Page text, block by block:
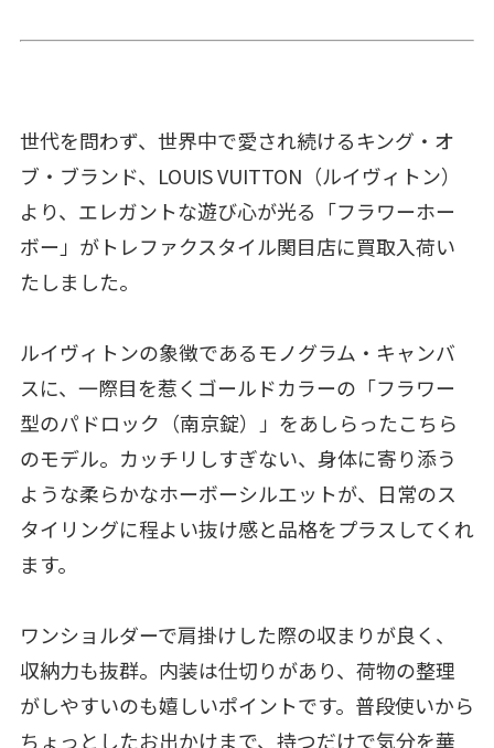
世代を問わず、世界中で愛され続けるキング・オ
ブ・ブランド、LOUIS VUITTON（ルイヴィトン）
より、エレガントな遊び心が光る「フラワーホー
ボー」がトレファクスタイル関目店に買取入荷い
たしました。
ルイヴィトンの象徴であるモノグラム・キャンバ
スに、一際目を惹くゴールドカラーの「フラワー
型のパドロック（南京錠）」をあしらったこちら
のモデル。カッチリしすぎない、身体に寄り添う
ような柔らかなホーボーシルエットが、日常のス
タイリングに程よい抜け感と品格をプラスしてくれ
ます。
ワンショルダーで肩掛けした際の収まりが良く、
収納力も抜群。内装は仕切りがあり、荷物の整理
がしやすいのも嬉しいポイントです。普段使いから
ちょっとしたお出かけまで、持つだけで気分を華